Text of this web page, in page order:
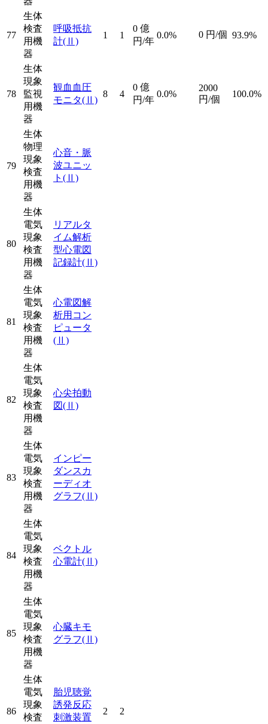
77
生体
検査
用機
器
呼吸抵抗
計(Ⅱ)
1 1
0 億
円/年
0.0% 0 円/個 93.9%
78
生体
現象
監視
用機
器
観血血圧
モニタ(Ⅱ)
8 4
0 億
円/年
0.0%
2000
円/個
100.0%
79
生体
物理
現象
検査
用機
器
心音・脈
波ユニッ
ト (Ⅱ)
80
生体
電気
現象
検査
用機
器
リアルタ
イム解析
型心電図
記録計(Ⅱ)
81
生体
電気
現象
検査
用機
器
心電図解
析用コン
ピュータ
(Ⅱ)
82
生体
電気
現象
検査
用機
器
心尖拍動
図(Ⅱ)
83
生体
電気
現象
検査
用機
器
インピー
ダンスカ
ーディオ
グラフ(Ⅱ)
84
生体
電気
現象
検査
用機
器
ベクトル
心電計(Ⅱ)
85
生体
電気
現象
検査
用機
器
心臓キモ
グラフ(Ⅱ)
86
生体
電気
現象
検査
胎児聴覚
誘発反応
刺激装置
2 2